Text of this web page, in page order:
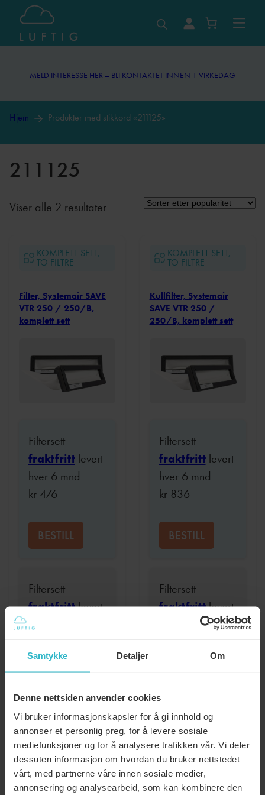
Samtykke Detaljer Om
Denne nettsiden anvender cookies
Vi bruker informasjonskapsler for å gi innhold og
annonser et personlig preg, for å levere sosiale
mediefunksjoner og for å analysere trafikken vår. Vi deler
dessuten informasjon om hvordan du bruker nettstedet
vårt, med partnerne våre innen sosiale medier,
annonsering og analysearbeid, som kan kombinere den
Hopp
innhold
MELD INTERESSE HER – BLI KONTAKTET INNEN 1 VIRKEDAG
Hjem Produkter med stikkord «211125»
211125
Viser alle 2 resultaterSortert
KOMPLETT SETT,
TO FILTRE
Filter, Systemair SAVE
VTR 250 / 250/B,
komplett sett
Filtersett
fraktfritt levert
hver 6 mnd
kr 476
BESTILL
Filtersett
fraktfrittlevert
hver 12 mnd
LES MER:
FILTER,
SYSTEMAIR
SAVE
KOMPLETT SETT,
TO FILTRE
Kullfilter, Systemair
SAVE VTR 250 /
250/B, komplett sett
Filtersett
fraktfrittlevert
hver 6 mnd
kr836
BESTILL
Filtersett
fraktfrittlevert
hver 12 mnd
LES MER:
MELD INTERESSE HER – BLI KONTAKTET INNEN 1 VIRKEDAG